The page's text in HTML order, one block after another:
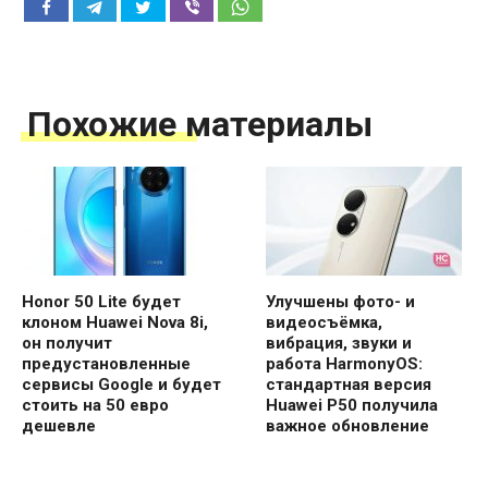
Похожие материалы
Honor 50 Lite будет
клоном Huawei Nova 8i,
он получит
предустановленные
сервисы Google и будет
стоить на 50 евро
дешевле
Улучшены фото- и
видеосъёмка,
вибрация, звуки и
работа HarmonyOS:
стандартная версия
Huawei P50 получила
важное обновление